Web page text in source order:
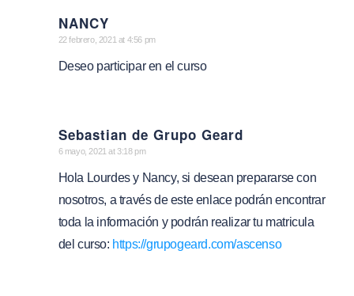
NANCY
says:
22 febrero, 2021 at 4:56 pm
Deseo participar en el curso
Sebastian de Grupo Geard
says:
6 mayo, 2021 at 3:18 pm
Hola Lourdes y Nancy, si desean prepararse con
nosotros, a través de este enlace podrán encontrar
toda la información y podrán realizar tu matricula
del curso: https://grupogeard.com/ascenso